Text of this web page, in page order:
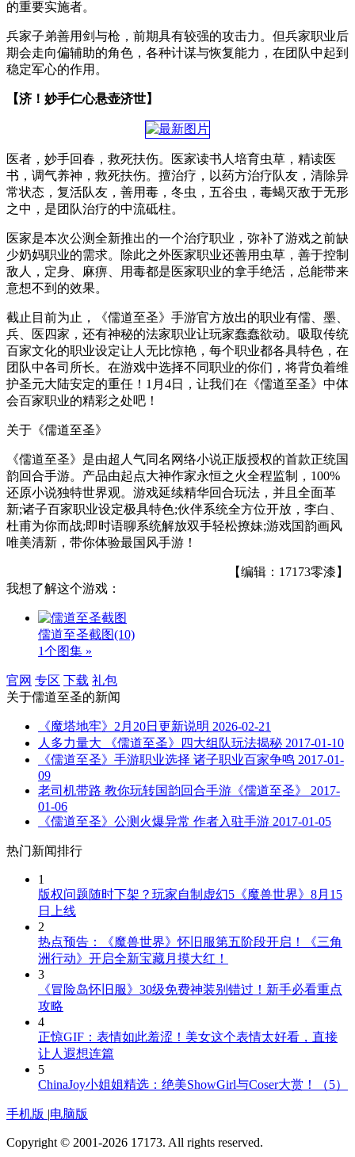
的重要实施者。
兵家子弟善用剑与枪，前期具有较强的攻击力。但兵家职业后
期会走向偏辅助的角色，各种计谋与恢复能力，在团队中起到
稳定军心的作用。
【济！妙手仁心悬壶济世】
医者，妙手回春，救死扶伤。医家读书人培育虫草，精读医
书，调气养神，救死扶伤。擅治疗，以药方治疗队友，清除异
常状态，复活队友，善用毒，冬虫，五谷虫，毒蝎灭敌于无形
之中，是团队治疗的中流砥柱。
医家是本次公测全新推出的一个治疗职业，弥补了游戏之前缺
少奶妈职业的需求。除此之外医家职业还善用虫草，善于控制
敌人，定身、麻痹、用毒都是医家职业的拿手绝活，总能带来
意想不到的效果。
截止目前为止，《儒道至圣》手游官方放出的职业有儒、墨、
兵、医四家，还有神秘的法家职业让玩家蠢蠢欲动。吸取传统
百家文化的职业设定让人无比惊艳，每个职业都各具特色，在
团队中各司所长。在游戏中选择不同职业的你们，将背负着维
护圣元大陆安定的重任！1月4日，让我们在《儒道至圣》中体
会百家职业的精彩之处吧！
关于《儒道至圣》
《儒道至圣》是由超人气同名网络小说正版授权的首款正统国
韵回合手游。产品由起点大神作家永恒之火全程监制，100%
还原小说独特世界观。游戏延续精华回合玩法，并且全面革
新;诸子百家职业设定极具特色;伙伴系统全方位开放，李白、
杜甫为你而战;即时语聊系统解放双手轻松撩妹;游戏国韵画风
唯美清新，带你体验最国风手游！
【编辑：17173零漆】
我想了解这个游戏：
儒道至圣截图(10)
1个图集 »
官网 专区 下载 礼包
关于儒道至圣的新闻
《魔塔地牢》2月20日更新说明 2026-02-21
人多力量大 《儒道至圣》四大组队玩法揭秘 2017-01-10
《儒道至圣》手游职业选择 诸子职业百家争鸣 2017-01-
09
老司机带路 教你玩转国韵回合手游《儒道至圣》
2017-
01-06
《儒道至圣》公测火爆异常 作者入驻手游 2017-01-05
热门新闻排行
1
版权问题随时下架？玩家自制虚幻5《魔兽世界》8月15
日上线
2
热点预告：《魔兽世界》怀旧服第五阶段开启！《三角
洲行动》开启全新宝藏月摸大红！
3
《冒险岛怀旧服》30级免费神装别错过！新手必看重点
攻略
4
正惊GIF：表情如此羞涩！美女这个表情太好看，直接
让人遐想连篇
5
ChinaJoy小姐姐精选：绝美ShowGirl与Coser大赏！（5）
手机版 |电脑版
Copyright © 2001-2026 17173. All rights reserved.